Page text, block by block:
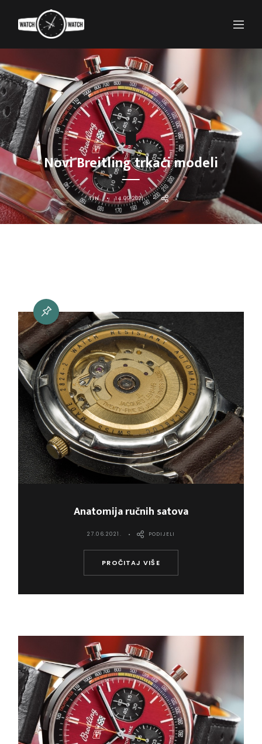
Novi Breitling trkaći modeli
TIN 14.09.2021.
Anatomija ručnih satova
27.06.2021.
PROČITAJ VIŠE
PODIJELI